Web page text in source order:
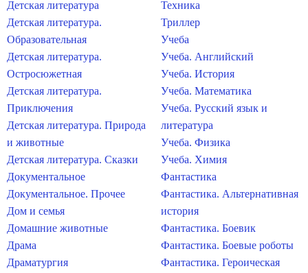
Детская литература
Детская литература.
Образовательная
Детская литература.
Остросюжетная
Детская литература.
Приключения
Детская литература. Природа
и животные
Детская литература. Сказки
Документальное
Документальное. Прочее
Дом и семья
Домашние животные
Драма
Драматургия
Техника
Триллер
Учеба
Учеба. Английский
Учеба. История
Учеба. Математика
Учеба. Русский язык и
литература
Учеба. Физика
Учеба. Химия
Фантастика
Фантастика. Альтернативная
история
Фантастика. Боевик
Фантастика. Боевые роботы
Фантастика. Героическая